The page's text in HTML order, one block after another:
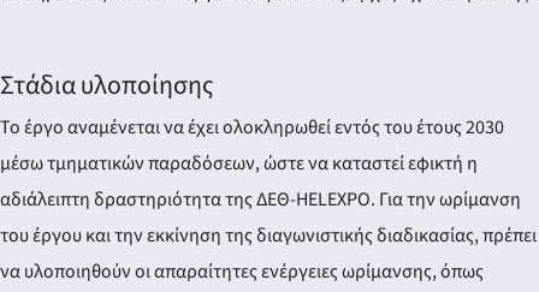
Στάδια υλοποίησης
Το έργο αναμένεται να έχει ολοκληρωθεί εντός του έτους 2030
μέσω τμηματικών παραδόσεων, ώστε να καταστεί εφικτή η
αδιάλειπτη δραστηριότητα της ΔΕΘ-HELEXPO. Για την ωρίμανση
του έργου και την εκκίνηση της διαγωνιστικής διαδικασίας, πρέπει
να υλοποιηθούν οι απαραίτητες ενέργειες ωρίμανσης, όπως